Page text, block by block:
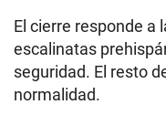
El cierre responde a
escalinatas
seguridad. El resto
normalidad.